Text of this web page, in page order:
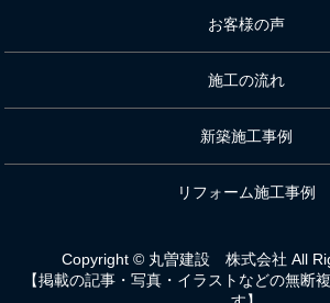
お客様の声
施工の流れ
新築施工事例
リフォーム施工事例
Copyright © 丸曽建設 株式会社 All
【掲載の記事・写真・イラストなどの無断